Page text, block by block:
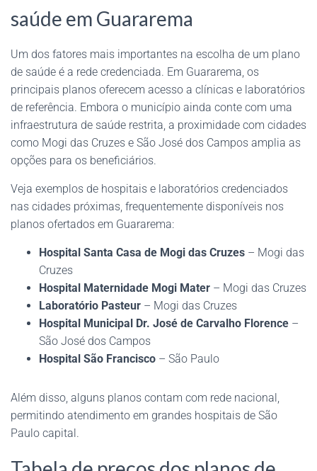
saúde em Guararema
Um dos fatores mais importantes na escolha de um plano
de saúde é a rede credenciada. Em Guararema, os
principais planos oferecem acesso a clínicas e laboratórios
de referência. Embora o município ainda conte com uma
infraestrutura de saúde restrita, a proximidade com cidades
como Mogi das Cruzes e São José dos Campos amplia as
opções para os beneficiários.
Veja exemplos de hospitais e laboratórios credenciados
nas cidades próximas, frequentemente disponíveis nos
planos ofertados em Guararema:
Hospital Santa Casa de Mogi das Cruzes – Mogi das
Cruzes
Hospital Maternidade Mogi Mater – Mogi das Cruzes
Laboratório Pasteur – Mogi das Cruzes
Hospital Municipal Dr. José de Carvalho Florence –
São José dos Campos
Hospital São Francisco – São Paulo
Além disso, alguns planos contam com rede nacional,
permitindo atendimento em grandes hospitais de São
Paulo capital.